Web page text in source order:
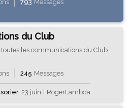
793 Messages
du Club
les communications du Club
245 Messages
23 juin RogerLambda